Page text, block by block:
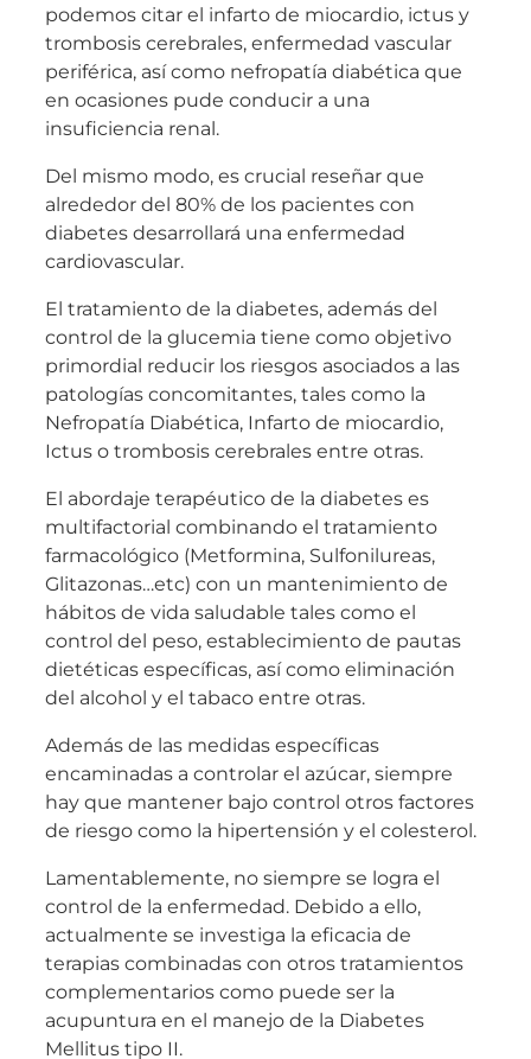
podemos citar el infarto de miocardio, ictus y
trombosis cerebrales, enfermedad vascular
periférica, así como nefropatía diabética que
en ocasiones pude conducir a una
insuficiencia renal.
Del mismo modo, es crucial reseñar que
alrededor del 80% de los pacientes con
diabetes desarrollará una enfermedad
cardiovascular.
El tratamiento de la diabetes, además del
control de la glucemia tiene como objetivo
primordial reducir los riesgos asociados a las
patologías concomitantes, tales como la
Nefropatía Diabética, Infarto de miocardio,
Ictus o trombosis cerebrales entre otras.
El abordaje terapéutico de la diabetes es
multifactorial combinando el tratamiento
farmacológico (Metformina, Sulfonilureas,
Glitazonas…etc) con un mantenimiento de
hábitos de vida saludable tales como el
control del peso, establecimiento de pautas
dietéticas específicas, así como eliminación
del alcohol y el tabaco entre otras.
Además de las medidas específicas
encaminadas a controlar el azúcar, siempre
hay que mantener bajo control otros factores
de riesgo como la hipertensión y el colesterol.
Lamentablemente, no siempre se logra el
control de la enfermedad. Debido a ello,
actualmente se investiga la eficacia de
terapias combinadas con otros tratamientos
complementarios como puede ser la
acupuntura en el manejo de la Diabetes
Mellitus tipo II.